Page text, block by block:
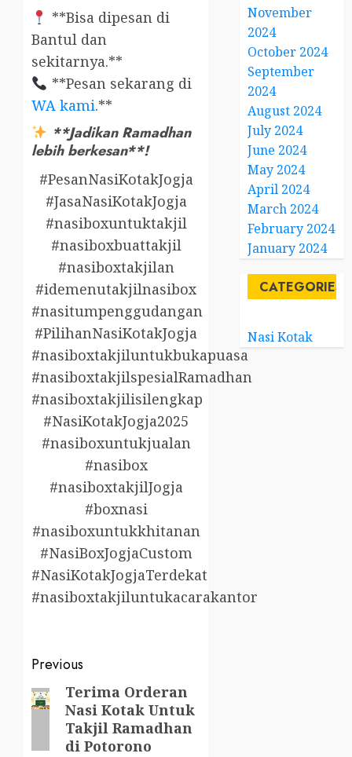
**Bisa dipesan di
Bantul dan
sekitarnya.**
**Pesan sekarang di
WA kami.**
**Jadikan Ramadhan
lebih berkesan**!
#PesanNasiKotakJogja
#JasaNasiKotakJogja
#nasiboxuntuktakjil
#nasiboxbuattakjil
#nasiboxtakjilan
#idemenutakjilnasibox
#nasitumpenggudangan
#PilihanNasiKotakJogja
#nasiboxtakjiluntukbukapuasa
#nasiboxtakjilspesialRamadhan
#nasiboxtakjilisilengkap
#NasiKotakJogja2025
#nasiboxuntukjualan
#nasibox
#nasiboxtakjilJogja
#boxnasi
#nasiboxuntukkhitanan
#NasiBoxJogjaCustom
#NasiKotakJogjaTerdekat
#nasiboxtakjiluntukacarakantor
Post
navigation
Previous
Previous
post:
Terima Orderan
Nasi Kotak Untuk
Takjil Ramadhan
di Potorono
November
2024
October 2024
September
2024
August 2024
July 2024
June 2024
May 2024
April 2024
March 2024
February 2024
January 2024
CATEGORIES
Nasi Kotak